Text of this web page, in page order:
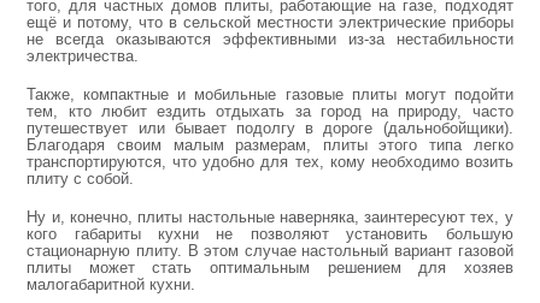
того, для частных домов плиты, работающие на газе, подходят
ещё и потому, что в сельской местности электрические приборы
не всегда оказываются эффективными из-за нестабильности
электричества.
Также, компактные и мобильные газовые плиты могут подойти
тем, кто любит ездить отдыхать за город на природу, часто
путешествует или бывает подолгу в дороге (дальнобойщики).
Благодаря своим малым размерам, плиты этого типа легко
транспортируются, что удобно для тех, кому необходимо возить
плиту с собой.
Ну и, конечно, плиты настольные наверняка, заинтересуют тех, у
кого габариты кухни не позволяют установить большую
стационарную плиту. В этом случае настольный вариант газовой
плиты может стать оптимальным решением для хозяев
малогабаритной кухни.